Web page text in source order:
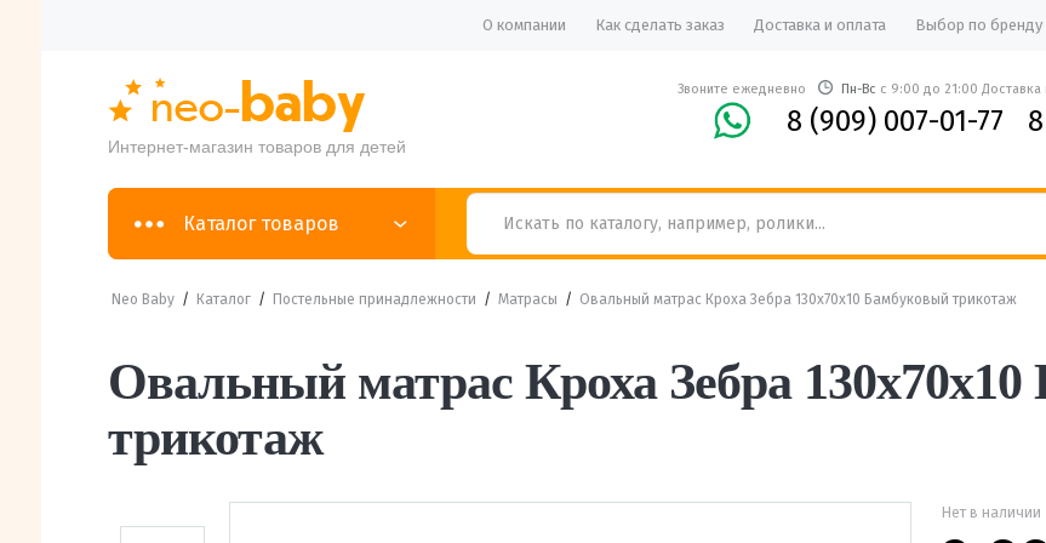
О компании Как сделать заказ Доставка и оплата Выбор по бренду
Интернет-магазин товаров для детей
Звоните ежедневно Пн-Вс с 9:00 до 21:00 Доставка
8 (909) 007-01-77
Каталог товаров
Neo Baby/ Каталог/ Постельные принадлежности / Матрасы / Овальный матрас Кроха Зебра 130х70х10 Бамбуковый трикотаж
Овальный матрас Кроха Зебра
трикотаж
Нет в наличии